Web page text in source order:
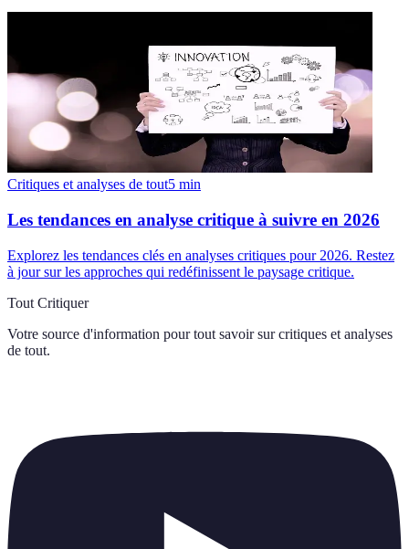
Critiques et analyses de tout5 min
Les tendances en analyse critique à suivre en 2026
Explorez les tendances clés en analyses critiques pour 2026. Restez
à jour sur les approches qui redéfinissent le paysage critique.
Tout Critiquer
Votre source d'information pour tout savoir sur critiques et analyses
de tout.